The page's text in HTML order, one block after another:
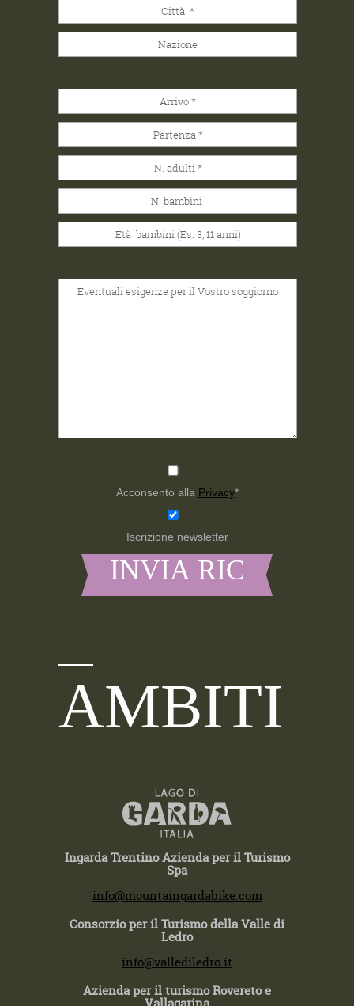
Acconsento alla Privacy*
Iscrizione newsletter
AMBITI
Ingarda Trentino Azienda per il Turismo
Spa
info@mountaingardabike.com
Consorzio per il Turismo della Valle di
Ledro
info@vallediledro.it
Azienda per il turismo Rovereto e